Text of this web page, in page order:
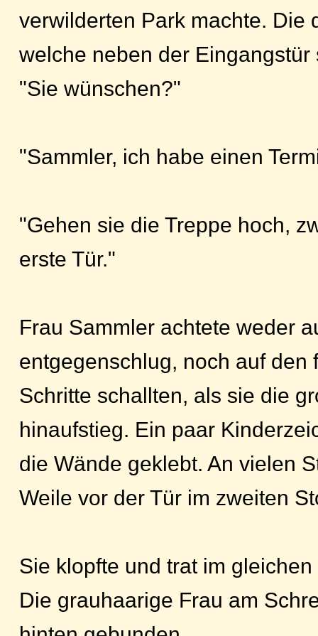
verwilderten Park machte. Die
welche neben der
"Sie wünschen?"
"Sammler, ich habe einen
"Gehen sie die Treppe hoch,
erste Tür."
Frau Sammler achtete weder
entgegenschlug, noch auf den
Schritte schallten, als sie die
hinaufstieg. Ein paar
die Wände geklebt. An vielen
Weile vor der Tür im zweiten
Sie klopfte und trat im
Die grauhaarige Frau am